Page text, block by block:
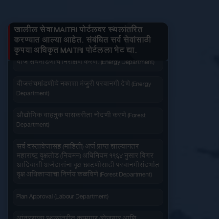
जलद सेवा सेवा आपल्या दारात
वापरण्यास सोपे
खालील सेवा MAITRI पोर्टलवर स्थलांतरित
करण्यात आल्या आहेत. संबंधित सर्व सेवांसाठी
कृपया अधिकृत MAITRI पोर्टलला भेट द्या.
जनित्र संचमांडणीची नोंदणी. (Energy Department)
वीज संचमांडणीचे निरीक्षण करणे. (Energy Department)
वीजसंचमांडणीचे नकाशा मंजुरी परवानगी देणे (Energy
Department)
औद्योगिक वाहतुक पासकरीता नोंदणी करणे (Forest
Department)
सर्व दस्तावेजांसह (माहिती) अर्ज प्राप्त झाल्यानंतर
महाराष्ट्र वृक्षतोड (नियमन) अधिनियम १९६४ नुसार बिगर
आदिवासी अर्जदारांना वृक्ष छाटणीसाठी परवानगीसंदर्भात
वृक्ष अधिकाऱ्याचा निर्णय कळविणे (Forest Department)
Plan Approval (Labour Department)
आंतरराज्य स्थलांतरीत कामगार (रोजगार आणि